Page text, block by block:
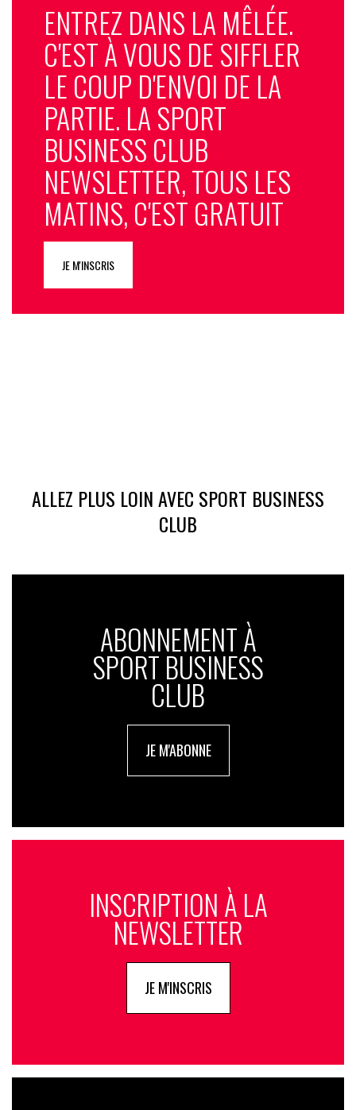
ENTREZ DANS LA MÊLÉE.
C'EST À VOUS DE SIFFLER
LE COUP D'ENVOI DE LA
PARTIE. LA SPORT
BUSINESS CLUB
NEWSLETTER, TOUS LES
MATINS, C'EST GRATUIT
JE M'INSCRIS
ALLEZ PLUS LOIN AVEC SPORT BUSINESS
CLUB
ABONNEMENT À
SPORT BUSINESS
CLUB
JE M'ABONNE
INSCRIPTION À LA
NEWSLETTER
JE M'INSCRIS